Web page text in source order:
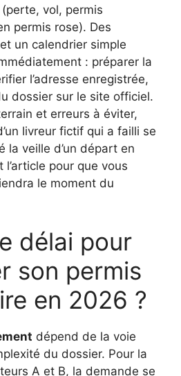
vol, permis
permis rose). Des
un calendrier simple
: préparer la
l’adresse enregistrée,
dossier sur le site officiel.
et erreurs à éviter,
livreur fictif qui a failli se
la veille d’un départ en
pour que vous
le moment du
délai pour
son permis
en 2026 ?
dépend de la voie
du dossier. Pour la
A et B, la demande se